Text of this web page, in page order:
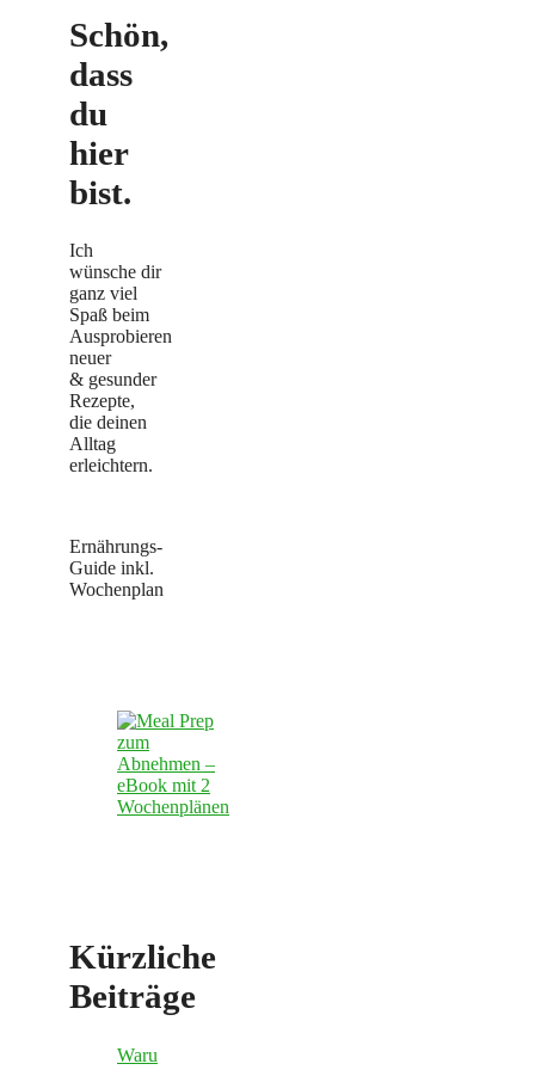
Schön,
dass
du
hier
bist.
Ich
wünsche dir
ganz viel
Spaß beim
Ausprobieren
neuer
& gesunder
Rezepte,
die deinen
Alltag
erleichtern.
Ernährungs-
Guide inkl.
Wochenplan
Kürzliche
Beiträge
Waru